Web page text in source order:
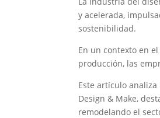
y acelerada,
sostenibilidad.
En un contexto en
producción, las
Este artículo
Design & Make,
remodelando el